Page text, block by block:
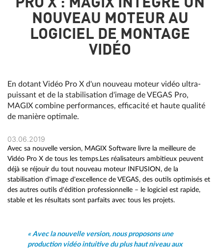
PRO X : MAGIX INTÈGRE UN
NOUVEAU MOTEUR AU
LOGICIEL DE MONTAGE
VIDÉO
En dotant Vidéo Pro X d'un nouveau moteur vidéo ultra-
puissant et de la stabilisation d'image de VEGAS Pro,
MAGIX combine performances, efficacité et haute qualité
de manière optimale.
03.06.2019
Avec sa nouvelle version, MAGIX Software livre la meilleure de
Vidéo Pro X de tous les temps.Les réalisateurs ambitieux peuvent
déjà se réjouir du tout nouveau moteur INFUSION, de la
stabilisation d'image d'excellence de VEGAS, des outils optimisés et
des autres outils d'édition professionnelle – le logiciel est rapide,
stable et les résultats sont parfaits avec tous les projets.
« Avec la nouvelle version, nous proposons une
production vidéo intuitive du plus haut niveau aux